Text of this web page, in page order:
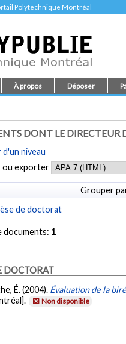
Polytechnique Montréal
À propos Déposer
DONT LE DIRECTEUR
niveau
ou exporter
Grouper
de doctorat
documents: 1
DOCTORAT
É. (2004). Évaluation de la
Non disponible